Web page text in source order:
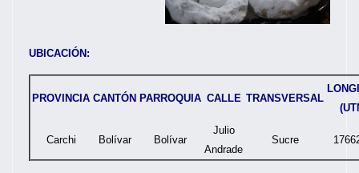
UBICACIÓN:
PROVINCIA CANTÓN PARROQUIA CALLE TRANSVERSAL
Carchi Bolívar Bolívar
Julio
Andrade
Sucre